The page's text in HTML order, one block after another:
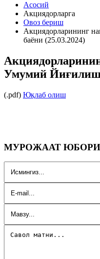
Асосий
Акциядорларга
Овоз бериш
Акциядорларининг
баёни (25.03.2024)
Умумий
(.pdf) Юқлаб олиш
МУРОЖААТ